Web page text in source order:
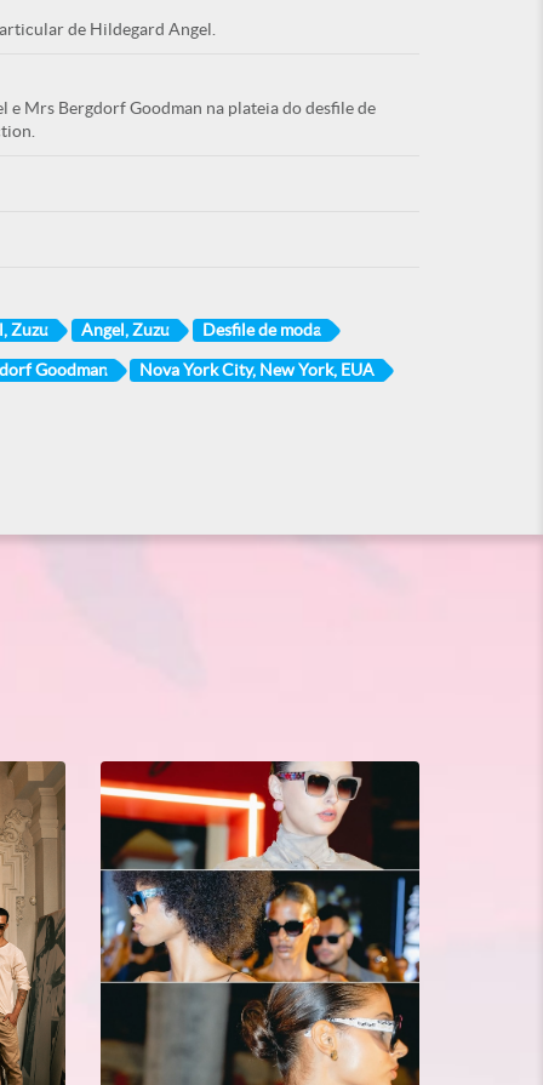
de Hildegard Angel.
e Mrs Bergdorf Goodman na plateia do desfile de
Zuzu Angel, Zuzu Desfile de moda
Goodman Nova York City, New York, EUA